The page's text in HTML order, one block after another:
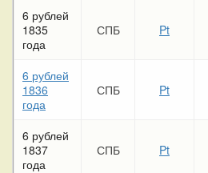
6 рублей
1835
года
СПБ Pt
6 рублей
1836
года
СПБ Pt
6 рублей
1837
года
СПБ Pt